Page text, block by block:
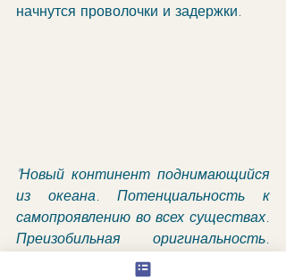
начнутся проволочки и задержки.
"Новый континент поднимающийся
из океана. Потенциальность к
самопроявлению во всех существах.
Преизобильная оригинальность.
Спонтанный, богатый творческий